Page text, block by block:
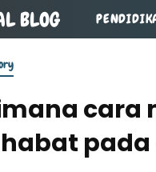
BLOG
cara
pada